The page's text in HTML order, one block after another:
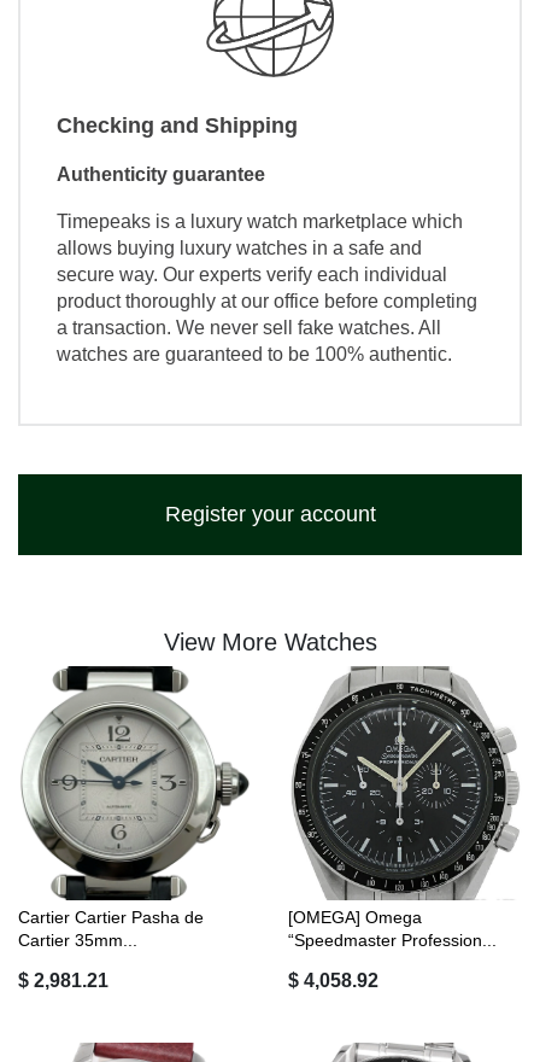
Checking and Shipping
Authenticity guarantee
Timepeaks is a luxury watch marketplace which
allows buying luxury watches in a safe and
secure way. Our experts verify each individual
product thoroughly at our office before completing
a transaction. We never sell fake watches. All
watches are guaranteed to be 100% authentic.
Register your account
View More Watches
Cartier Cartier Pasha de
Cartier 35mm...
$ 2,981.21
[OMEGA] Omega
“Speedmaster Profession...
$ 4,058.92